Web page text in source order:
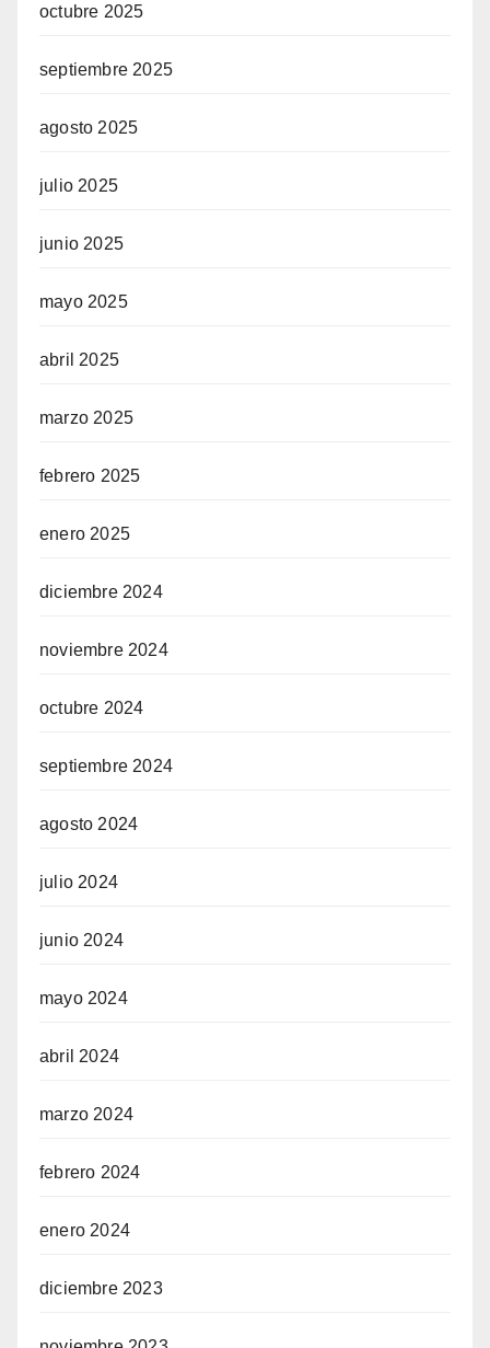
octubre 2025
septiembre 2025
agosto 2025
julio 2025
junio 2025
mayo 2025
abril 2025
marzo 2025
febrero 2025
enero 2025
diciembre 2024
noviembre 2024
octubre 2024
septiembre 2024
agosto 2024
julio 2024
junio 2024
mayo 2024
abril 2024
marzo 2024
febrero 2024
enero 2024
diciembre 2023